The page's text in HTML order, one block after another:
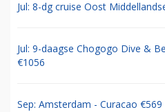
Jul: 8-dg cruise Oost
Jul: 9-daagse Chogogo Dive &
€1056
Sep: Amsterdam - Curacao €569